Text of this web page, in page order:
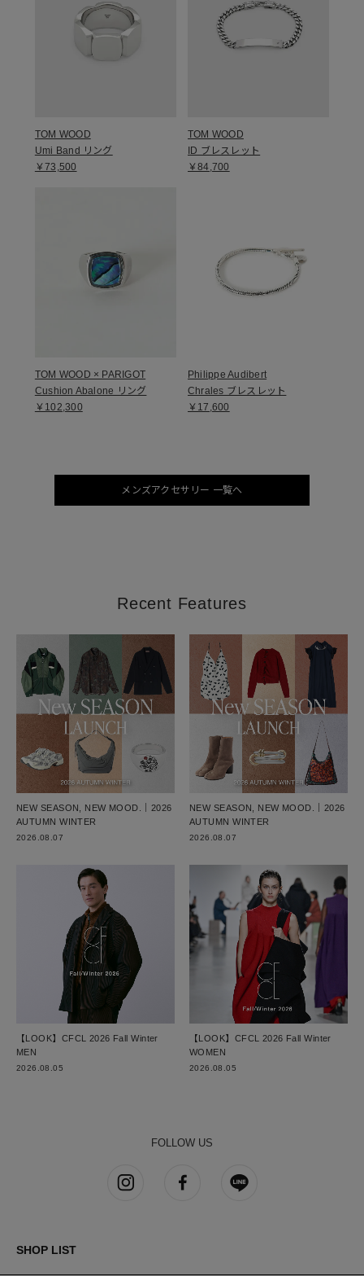
TOM WOOD
Umi Band リング
￥73,500
TOM WOOD
ID ブレスレット
￥84,700
TOM WOOD × PARIGOT
Cushion Abalone リング
￥102,300
Philippe Audibert
Chrales ブレスレット
￥17,600
メンズアクセサリー 一覧へ
Recent Features
NEW SEASON, NEW MOOD.｜2026
AUTUMN WINTER
2026.08.07
NEW SEASON, NEW MOOD.｜2026
AUTUMN WINTER
2026.08.07
【LOOK】CFCL 2026 Fall Winter
MEN
2026.08.05
【LOOK】CFCL 2026 Fall Winter
WOMEN
2026.08.05
FOLLOW US
SHOP LIST